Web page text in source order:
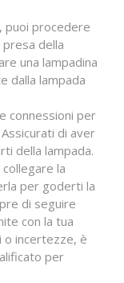
puoi procedere
presa della
una lampadina
dalla lampada
connessioni per
di aver
della lampada.
la
per goderti la
di seguire
con la tua
o incertezze, è
per